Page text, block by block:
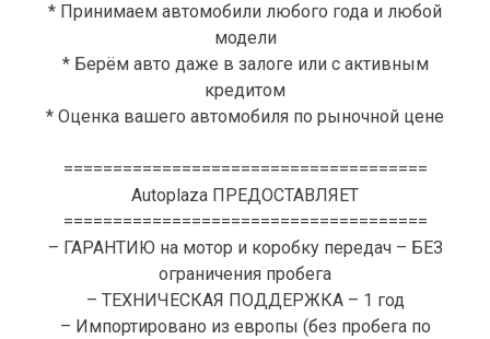
* Принимаем автомобили любого года и любой
модели
* Берём авто даже в залоге или с активным
кредитом
* Оценка вашего автомобиля по рыночной цене
=====================================
Autoplaza ПРЕДОСТАВЛЯЕТ
=====================================
– ГАРАНТИЮ на мотор и коробку передач – БЕЗ
ограничения пробега
– ТЕХНИЧЕСКАЯ ПОДДЕРЖКА – 1 год
– Импортировано из европы (без пробега по